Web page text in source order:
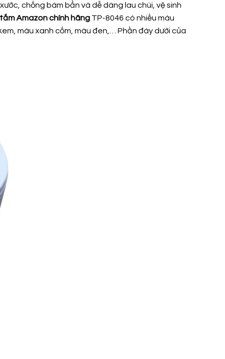
chống bám bẩn và dễ dàng lau chùi, vệ sinh
Amazon chính hãng TP-8046 có nhiều màu
màu xanh cốm, màu đen,… Phần đáy dưới của